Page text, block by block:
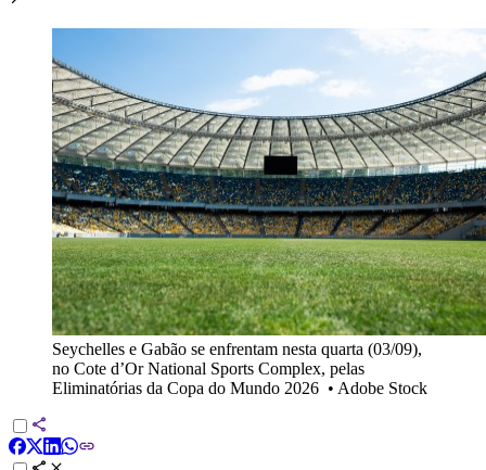
Seychelles e Gabão se enfrentam nesta quarta (03/09),
no Cote d’Or National Sports Complex, pelas
Eliminatórias da Copa do Mundo 2026 • Adobe Stock